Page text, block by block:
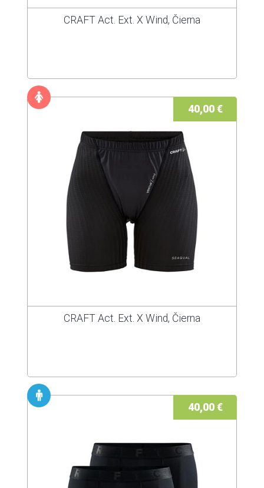
CRAFT Act. Ext. X Wind, Čierna
40,00 €
CRAFT Act. Ext. X Wind, Čierna
40,00 €